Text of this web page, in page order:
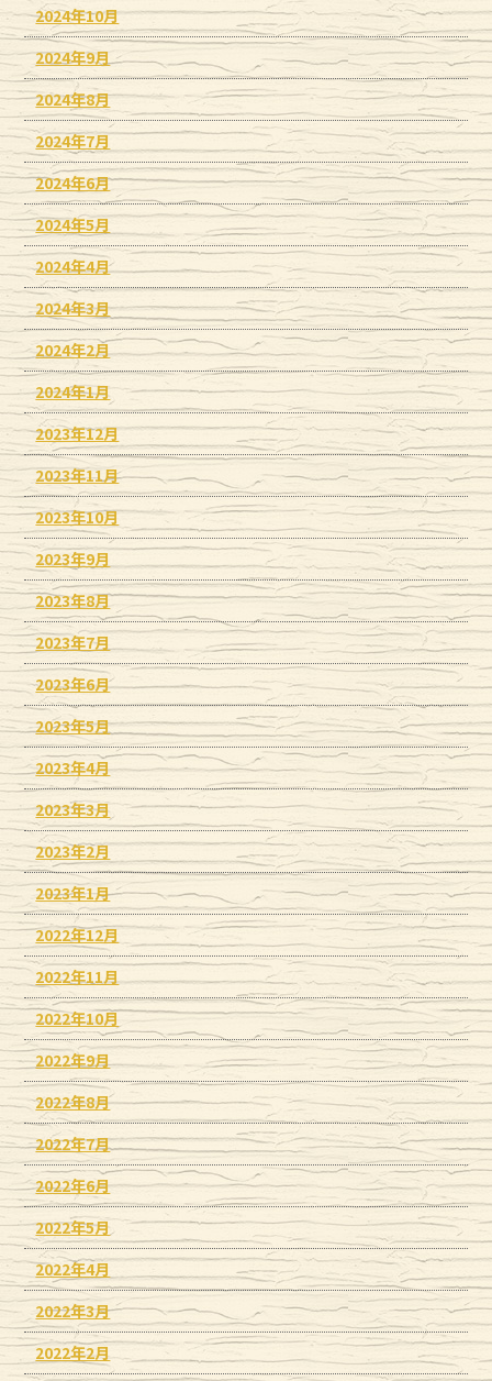
2024年10月
2024年9月
2024年8月
2024年7月
2024年6月
2024年5月
2024年4月
2024年3月
2024年2月
2024年1月
2023年12月
2023年11月
2023年10月
2023年9月
2023年8月
2023年7月
2023年6月
2023年5月
2023年4月
2023年3月
2023年2月
2023年1月
2022年12月
2022年11月
2022年10月
2022年9月
2022年8月
2022年7月
2022年6月
2022年5月
2022年4月
2022年3月
2022年2月